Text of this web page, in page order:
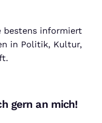
bestens informiert
in Politik, Kultur,
gern an mich!